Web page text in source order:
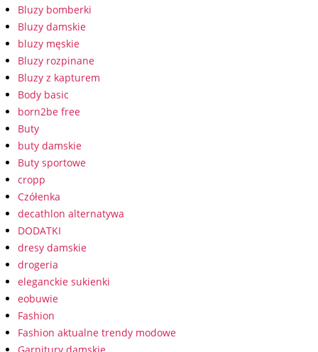
Bluzy bomberki
Bluzy damskie
bluzy męskie
Bluzy rozpinane
Bluzy z kapturem
Body basic
born2be free
Buty
buty damskie
Buty sportowe
cropp
Czółenka
decathlon alternatywa
DODATKI
dresy damskie
drogeria
eleganckie sukienki
eobuwie
Fashion
Fashion aktualne trendy modowe